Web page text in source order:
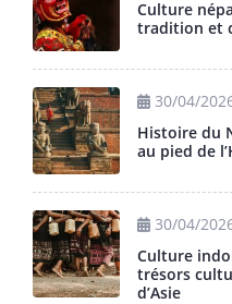
Culture
tradition et
30/04/
Histoire du
au pied de
30/04/
Culture
trésors
d’Asie